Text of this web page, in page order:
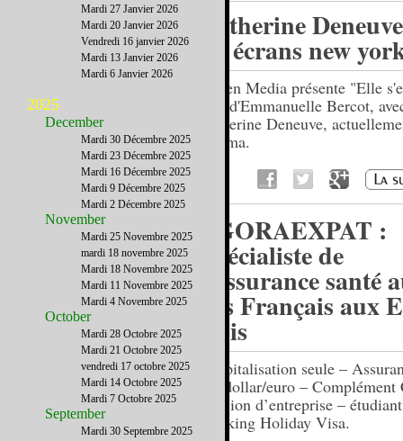
Catherine
les écrans new
Cohen Media présente "Elle
film d'Emmanuelle Bercot,
Catherine Deneuve,
cinéma.
AGORAEXPAT :
Spécialiste de
l'assurance santé
des Français aux
Unis
Hospitalisation seule –
1er dollar/euro – Complément
Mission d’entreprise –
Working Holiday Visa.
Mardi 27 Janvier 2026
Mardi 20 Janvier 2026
Vendredi 16 janvier 2026
Mardi 13 Janvier 2026
Mardi 6 Janvier 2026
2025
December
Mardi 30 Décembre 2025
Mardi 23 Décembre 2025
Mardi 16 Décembre 2025
Mardi 9 Décembre 2025
Mardi 2 Décembre 2025
November
Mardi 25 Novembre 2025
mardi 18 novembre 2025
Mardi 18 Novembre 2025
Mardi 11 Novembre 2025
Mardi 4 Novembre 2025
October
Mardi 28 Octobre 2025
Mardi 21 Octobre 2025
vendredi 17 octobre 2025
Mardi 14 Octobre 2025
Mardi 7 Octobre 2025
September
Mardi 30 Septembre 2025